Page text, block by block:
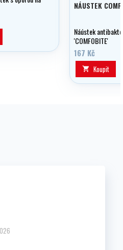
NÁUSTEK
Náústek
'COMFOBITE'
167 Kč
 Koupit